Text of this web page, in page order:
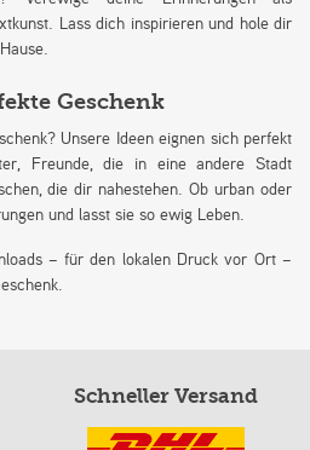
Lass dich inspirieren und hole dir
Geschenk
Unsere Ideen eignen sich perfekt
Freunde, die in eine andere Stadt
die dir nahestehen. Ob urban oder
und lasst sie so ewig Leben.
– für den lokalen Druck vor Ort –
Schneller Versand